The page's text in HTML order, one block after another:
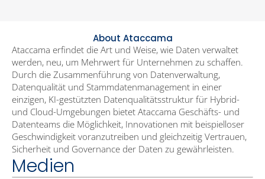
About Ataccama
Ataccama erfindet die Art und Weise, wie Daten verwaltet
werden, neu, um Mehrwert für Unternehmen zu schaffen.
Durch die Zusammenführung von Datenverwaltung,
Datenqualität und Stammdatenmanagement in einer
einzigen, KI-gestützten Datenqualitätsstruktur für Hybrid-
und Cloud-Umgebungen bietet Ataccama Geschäfts- und
Datenteams die Möglichkeit, Innovationen mit beispielloser
Geschwindigkeit voranzutreiben und gleichzeitig Vertrauen,
Sicherheit und Governance der Daten zu gewährleisten.
Medien